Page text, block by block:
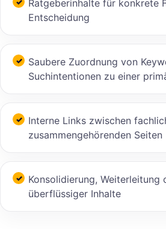
Ratgeberinhalte für konkrete
Entscheidung
Saubere Zuordnung von
Suchintentionen zu einer
Interne Links zwischen
zusammengehörenden Seiten
Konsolidierung, Weiterleitung
überflüssiger Inhalte